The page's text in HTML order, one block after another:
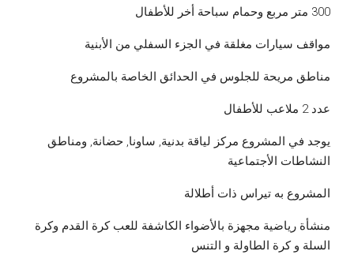
300 متر مربع وحمام سباحة أخر للأطفال
مواقف سيارات مغلقة في الجزء السفلي من الأبنية
مناطق مريحة للجلوس في الحدائق الخاصة بالمشروع
عدد 2 ملاعب للأطفال
يوجد في المشروع مركز لياقة بدنية, ساونا, حضانة, ومناطق
النشاطات الأجتماعية
المشروع به تيراس ذات أطلالة
منشأة رياضية مجهزة بالأضواء الكاشفة للعب كرة القدم وكرة
السلة و كرة الطاولة و التنس